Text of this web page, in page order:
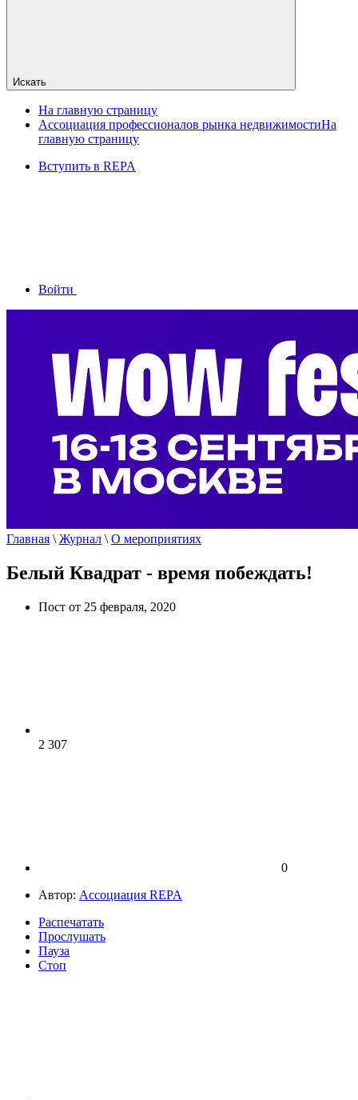
Искать
На главную страницу
Ассоциация профессионалов рынка недвижимостиНа
главную страницу
Вступить в REPA
Войти
Главная \ Журнал \ О мероприятиях
Белый Квадрат - время побеждать!
Пост от 25 февраля, 2020
2 307
0
Автор: Ассоциация REPA
Распечатать
Прослушать
Пауза
Стоп